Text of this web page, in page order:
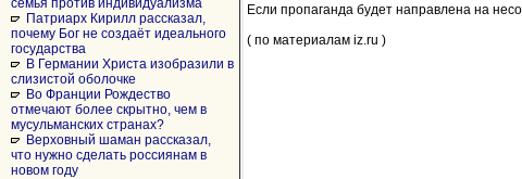
семья против индивидуализма
Патриарх Кирилл рассказал,
почему Бог не создаёт идеального
государства
В Германии Христа изобразили в
слизистой оболочке
Во Франции Рождество
отмечают более скрытно, чем в
мусульманских странах?
Верховный шаман рассказал,
что нужно сделать россиянам в
новом году
Если пропаганда будет направлена на
( по материалам iz.ru )